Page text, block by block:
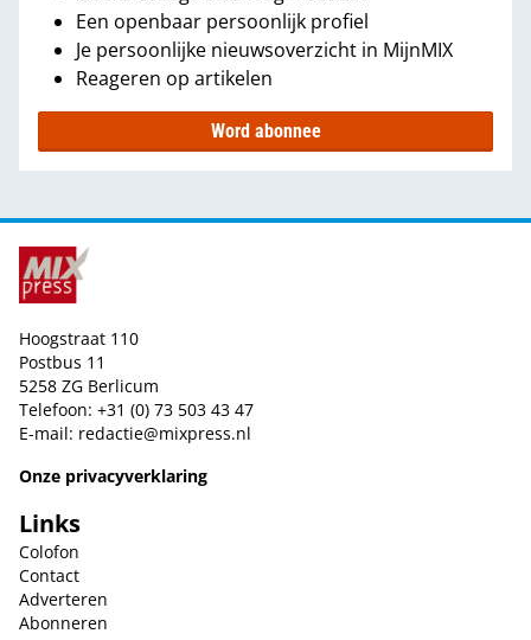
Een openbaar persoonlijk profiel
Je persoonlijke nieuwsoverzicht in MijnMIX
Reageren op artikelen
Word abonnee
Hoogstraat 110
Postbus 11
5258 ZG Berlicum
Telefoon: +31 (0) 73 503 43 47
E-mail: redactie@mixpress.nl
Onze privacyverklaring
Links
Colofon
Contact
Adverteren
Abonneren